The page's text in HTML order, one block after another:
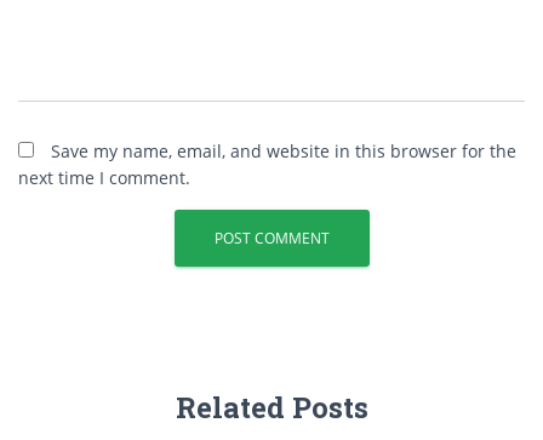
Save my name, email, and website in this browser for the
next time I comment.
Related Posts